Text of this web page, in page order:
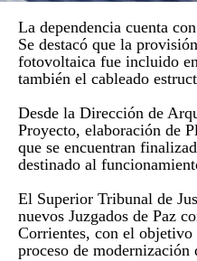
La dependencia cuenta
Se destacó que la
fotovoltaica fue incluido
también el cableado
Desde la Dirección de
Proyecto, elaboración de
que se encuentran
destinado al
El Superior Tribunal de
nuevos Juzgados de Paz
Corrientes, con el
proceso de